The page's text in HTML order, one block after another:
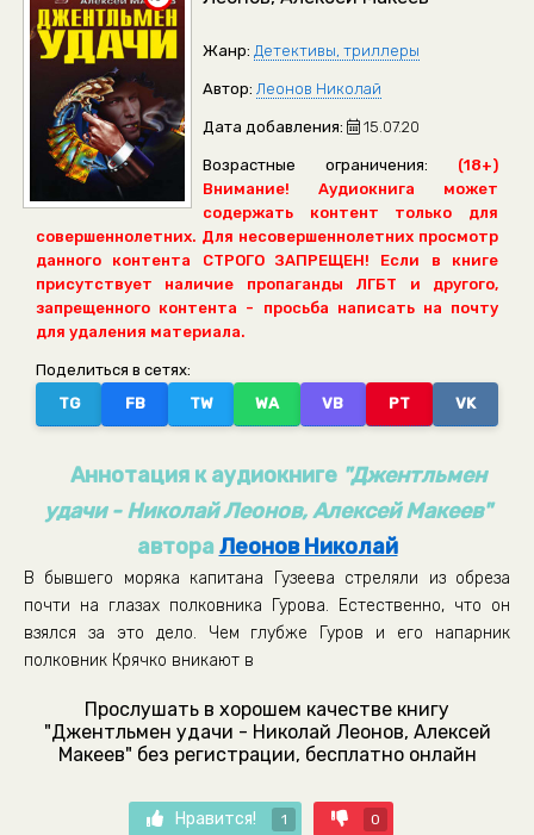
Жанр: Детективы, триллеры
Автор: Леонов Николай
Дата добавления: 15.07.20
Возрастные ограничения:
(18+)
Внимание! Аудиокнига может
содержать контент только для
совершеннолетних. Для несовершеннолетних просмотр
данного контента СТРОГО ЗАПРЕЩЕН! Если в книге
присутствует наличие пропаганды ЛГБТ и другого,
запрещенного контента - просьба написать на почту
для удаления материала.
Поделиться в сетях:
TG
FB TW WA VB PT VK
Аннотация к аудиокниге "Джентльмен
удачи - Николай Леонов, Алексей Макеев"
автора Леонов Николай
В бывшего моряка капитана Гузеева стреляли из обреза
почти на глазах полковника Гурова. Естественно, что он
взялся за это дело. Чем глубже Гуров и его напарник
полковник Крячко вникают в
Прослушать в хорошем качестве книгу
"Джентльмен удачи - Николай Леонов, Алексей
Макеев" без регистрации, бесплатно онлайн
Нравится! 1 0